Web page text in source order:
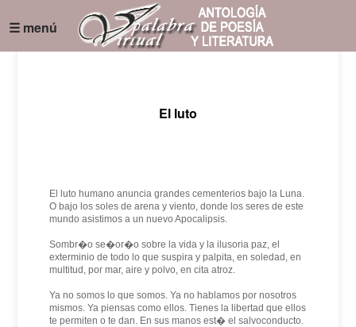
☰ menú
El luto
El luto humano anuncia grandes cementerios bajo la Luna.
O bajo los soles de arena y viento, donde los seres de este
mundo asistimos a un nuevo Apocalipsis.
Sombr�o se�or�o sobre la vida y la ilusoria paz, el
exterminio de todo lo que suspira y palpita, en soledad, en
multitud, por mar, aire y polvo, en cita atroz.
Ya no somos lo que somos. Ya no hablamos por nosotros
mismos. Ya piensas como ellos. Tienes la libertad que ellos
te permiten o te dan. En sus manos est� el salvoconducto.